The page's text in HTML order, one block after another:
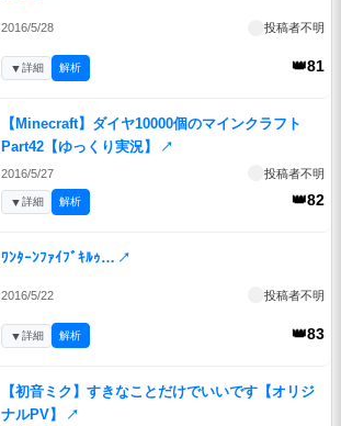
2016/5/28 投稿者不明
👑81
▼詳細 解析
【Minecraft】ダイヤ10000個のマインクラフト
Part42【ゆっくり実況】
↗
2016/5/27 投稿者不明
👑82
▼詳細 解析
ﾜﾝﾀｰﾝﾌｧｲﾌﾞｷﾙｩ… ↗
2016/5/22 投稿者不明
👑83
▼詳細 解析
【初音ミク】すきなことだけでいいです【オリジ
ナルPV】
↗